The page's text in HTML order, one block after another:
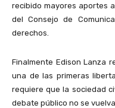
recibido mayores aportes
del Consejo de
derechos.
Finalmente Edison Lanza
una de las primeras
requiere que la sociedad
debate público no se